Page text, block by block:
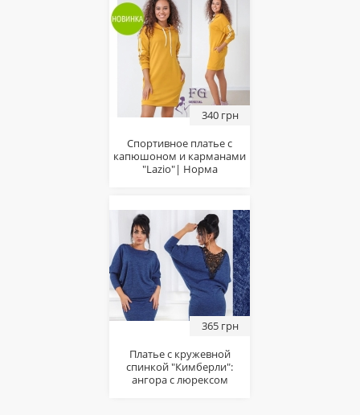
340 грн
Спортивное платье с
капюшоном и карманами
"Lazio"| Норма
365 грн
Платье с кружевной
спинкой "Кимберли":
ангора с люрексом